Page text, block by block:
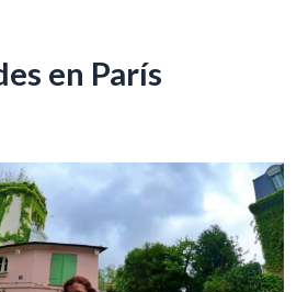
en París